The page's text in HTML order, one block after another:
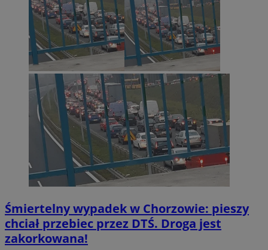
Śmiertelny wypadek w Chorzowie: pieszy
chciał przebiec przez DTŚ. Droga jest
zakorkowana!